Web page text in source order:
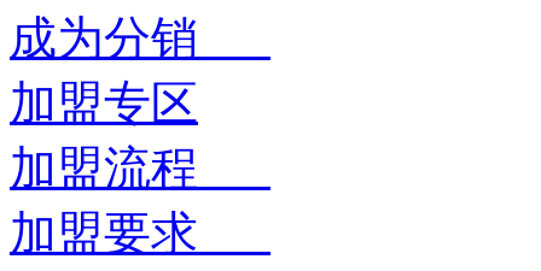
成为分销
加盟专区
加盟流程
加盟要求